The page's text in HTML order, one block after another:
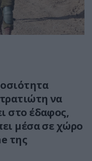
να
στο έδαφος,
μέσα σε χώρο
της